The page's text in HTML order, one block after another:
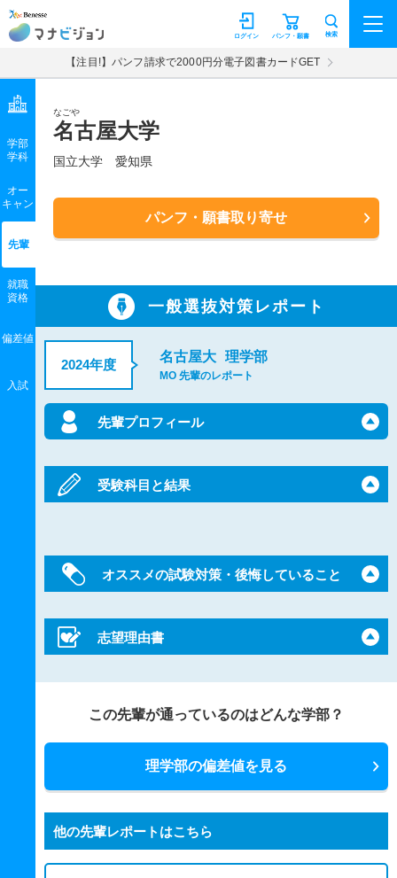
マナビジョン パンフ・願書
ログイン 検索
【注目!】パンフ請求で2000円分電子図書カードGET
なごや
名古屋大学
国立大学 愛知県
パンフ・願書取り寄せ
学部
学科
オー
キャン
先輩
就職
資格
偏差値
入試
一般選抜対策レポート
2024年度
名古屋大 理学部
MO 先輩のレポート
先輩プロフィール
受験科目と結果
オススメの試験対策・後悔していること
志望理由書
この先輩が通っているのはどんな学部？
理学部の偏差値を見る
他の先輩レポートはこちら